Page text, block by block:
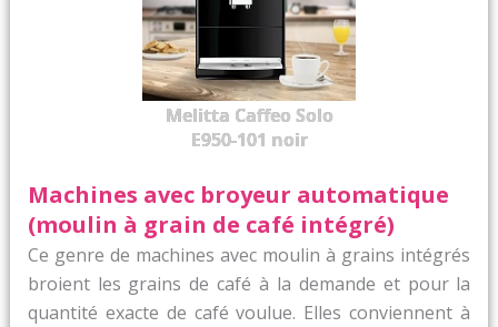
Melitta Caffeo Solo
E950-101 noir
Machines avec broyeur automatique
(moulin à grain de café intégré)
Ce genre de machines avec moulin à grains intégrés
broient les grains de café à la demande et pour la
quantité exacte de café voulue. Elles conviennent à